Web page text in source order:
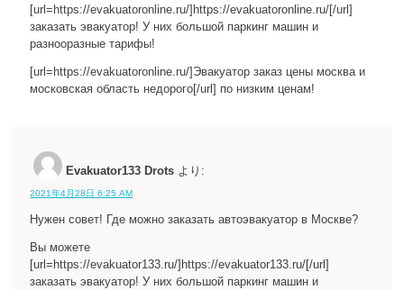
[url=https://evakuatoronline.ru/]https://evakuatoronline.ru/[/url]
заказать эвакуатор! У них большой паркинг машин и
разнооразные тарифы!
[url=https://evakuatoronline.ru/]Эвакуатор заказ цены москва и
московская область недорого[/url] по низким ценам!
Evakuator133 Drots より:
2021年4月28日 6:25 AM
Нужен совет! Где можно заказать автоэвакуатор в Москве?
Вы можете
[url=https://evakuator133.ru/]https://evakuator133.ru/[/url]
заказать эвакуатор! У них большой паркинг машин и